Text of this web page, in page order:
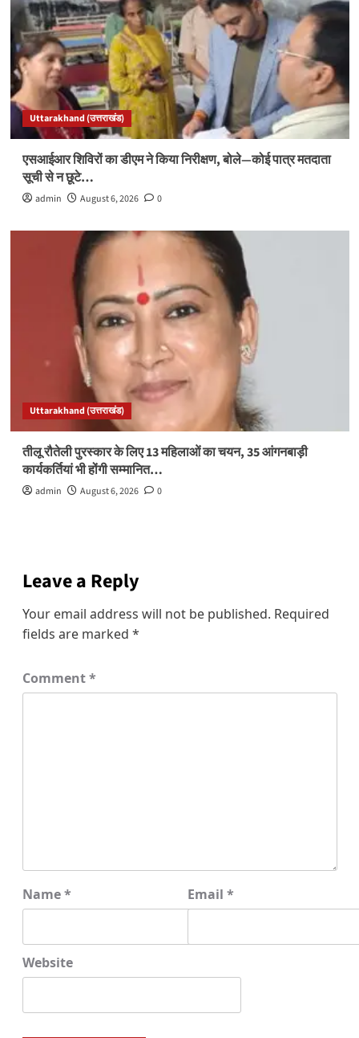
Uttarakhand (उत्तराखंड)
एसआईआर शिविरों का डीएम ने किया निरीक्षण, बोले—कोई पात्र मतदाता
सूची से न छूटे…
admin August 6, 2026 0
Uttarakhand (उत्तराखंड)
तीलू रौतेली पुरस्कार के लिए 13 महिलाओं का चयन, 35 आंगनबाड़ी
कार्यकर्तियां भी होंगी सम्मानित…
admin August 6, 2026 0
Leave a Reply
Your email address will not be published. Required
fields are marked *
Comment*
Name* Email *
Website